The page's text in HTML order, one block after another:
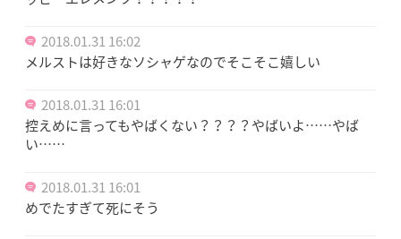
2018.01.31 16:02
メルストは好きなソシャゲなのでそこそこ嬉しい
2018.01.31 16:01
控えめに言ってもやばくない？？？？やばいよ……やば
い……
2018.01.31 16:01
めでたすぎて死にそう